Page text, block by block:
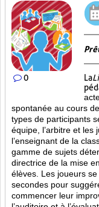
0 La
spontanée au cours
types de participants
équipe, l’arbitre et les
l’enseignant de la
gamme de sujets
directrice de la mise
élèves. Les joueurs
secondes pour
commencer leur